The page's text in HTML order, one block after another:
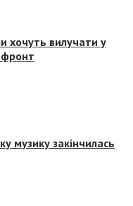
хочуть вилучати у
фронт
музику закінчилась